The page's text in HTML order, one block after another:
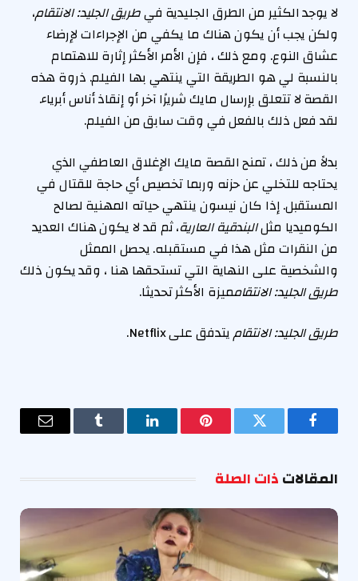
لا يوجد الكثير من الطرق الجليدية فيطريق الجليد: الانتقام،
ولكن يجب أن يكون هناك ما يكفي من الإجراءات لإرضاء
عشاق النوع. ومع ذلك ، فإن الأمر الأكثر إثارة للاهتمام
بالنسبة لي هو الطريقة التي ينتهي بها الفيلم. ذروة هذه
القصة لا تتعلق بإرسال مايك شريرًا آخر أو إنقاذ أناس أبرياء.
لقد فعل ذلك بالفعل في وقت سابق من الفيلم.
بدلاً من ذلك ، تمنح القصة مايك الإغلاق العاطفي الذي
يحتاجه للتخلي عن حزنه وربما تخصيص أي حاجة للقتال في
المستقبل. إذا كان نيسون ينتهي حياته المهنية لصالح
الكوميديا ​​مثلالبندقية العارية، ثم قد لا يكون هناك العديد
من النقرات مثل هذا في مستقبله. يحصل الممثل
والشخصية على النهاية التي تستحقها هنا ، وقد يكون ذلك
طريق الجليد: الانتقامميزة الأكثر تحديثا.
طريق الجليد: الانتقاميتدفق على Netflix.
فيسبوك تويتر بينتيريستلينكدإن Tumblr
البريد
المقالاتذات الصلة